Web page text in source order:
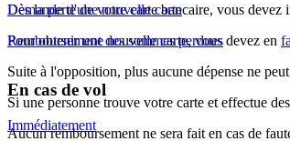
Dès la perte de votre carte bancaire, vous devez
Demande d'une nouvelle carte
Pour obtenir une nouvelle carte, vous devez en
Remboursement des sommes perdues
Suite à l'opposition, plus aucune dépense ne
Si une personne trouve votre carte et effectue
Aucun remboursement ne sera fait en cas de
En cas de vol
Immédiatement